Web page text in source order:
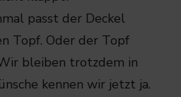
passt der Deckel
Topf. Oder der Topf
bleiben trotzdem in
kennen wir jetzt ja.